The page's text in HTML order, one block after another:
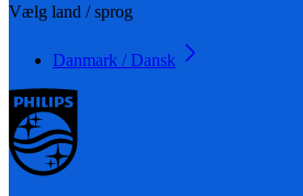
Vælg land / sprog
Danmark / Dansk